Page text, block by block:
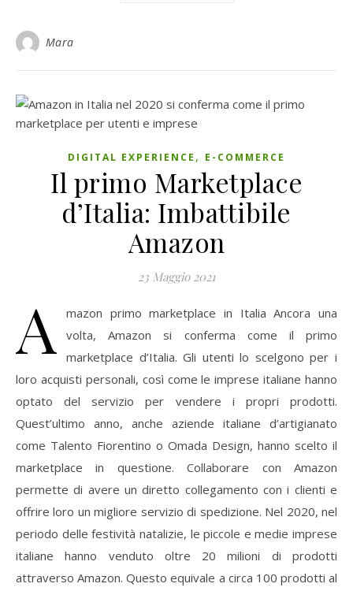
Mara
DIGITAL EXPERIENCE , E-COMMERCE
Il primo Marketplace
d’Italia: Imbattibile
Amazon
23 Maggio 2021
A
mazon primo marketplace in Italia Ancora una
volta, Amazon si conferma come il primo
marketplace d’Italia. Gli utenti lo scelgono per i
loro acquisti personali, così come le imprese italiane hanno
optato del servizio per vendere i propri prodotti.
Quest’ultimo anno, anche aziende italiane d’artigianato
come Talento Fiorentino o Omada Design, hanno scelto il
marketplace in questione. Collaborare con Amazon
permette di avere un diretto collegamento con i clienti e
offrire loro un migliore servizio di spedizione. Nel 2020, nel
periodo delle festività natalizie, le piccole e medie imprese
italiane hanno venduto oltre 20 milioni di prodotti
attraverso Amazon. Questo equivale a circa 100 prodotti al